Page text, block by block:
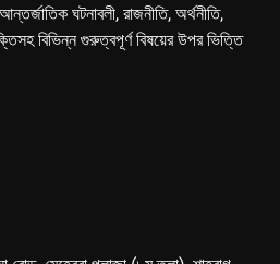
ঘটনাবলী, রাজনীতি, অর্থনীতি,
বিভিন্ন গুরুত্বপূর্ণ বিষয়ের উপর ভিত্তি